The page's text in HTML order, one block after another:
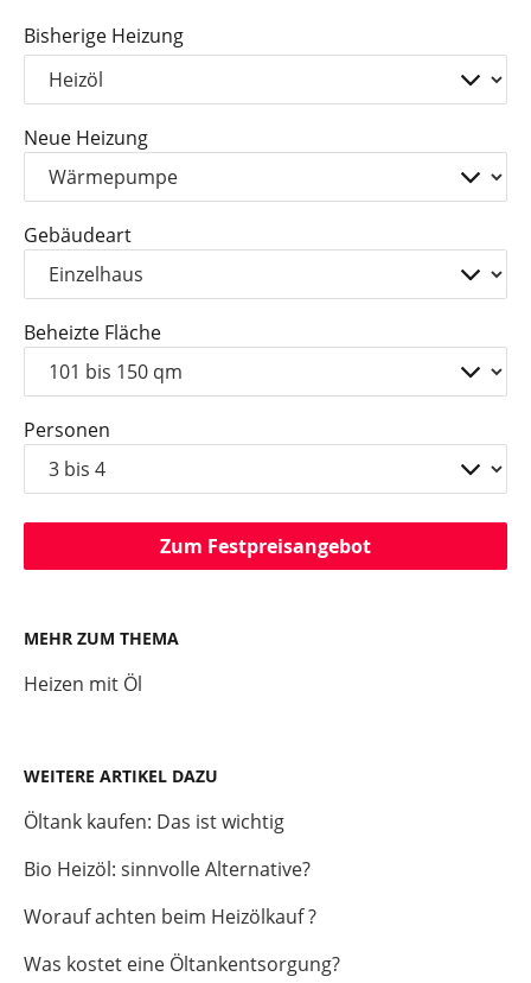
Bisherige Heizung
Neue Heizung
Gebäudeart
Beheizte Fläche
Personen
Zum Festpreisangebot
MEHR ZUM THEMA
Heizen mit Öl
WEITERE ARTIKEL DAZU
Öltank kaufen: Das ist wichtig
Bio Heizöl: sinnvolle Alternative?
Worauf achten beim Heizölkauf ?
Was kostet eine Öltankentsorgung?